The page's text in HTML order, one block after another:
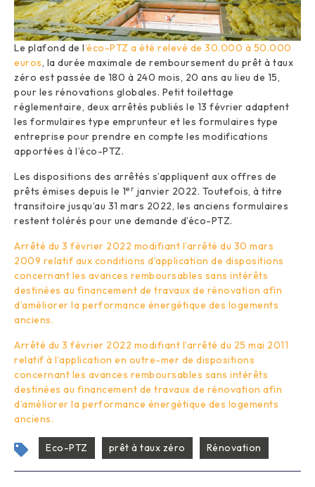
Le plafond de l‘éco-PTZ a été relevé de 30.000 à 50.000
euros, la durée maximale de remboursement du prêt à taux
zéro est passée de 180 à 240 mois, 20 ans au lieu de 15,
pour les rénovations globales. Petit toilettage
réglementaire, deux arrêtés publiés le 13 février adaptent
les formulaires type emprunteur et les formulaires type
entreprise pour prendre en compte les modifications
apportées à l’éco-PTZ.
Les dispositions des arrêtés s’appliquent aux offres de
prêts émises depuis le 1er janvier 2022. Toutefois, à titre
transitoire jusqu’au 31 mars 2022, les anciens formulaires
restent tolérés pour une demande d’éco-PTZ.
Arrêté du 3 février 2022 modifiant l’arrêté du 30 mars
2009 relatif aux conditions d’application de dispositions
concernant les avances remboursables sans intérêts
destinées au financement de travaux de rénovation afin
d’améliorer la performance énergétique des logements
anciens.
Arrêté du 3 février 2022 modifiant l’arrêté du 25 mai 2011
relatif à l’application en outre-mer de dispositions
concernant les avances remboursables sans intérêts
destinées au financement de travaux de rénovation afin
d’améliorer la performance énergétique des logements
anciens.
Eco-PTZ prêt à taux zéro Rénovation